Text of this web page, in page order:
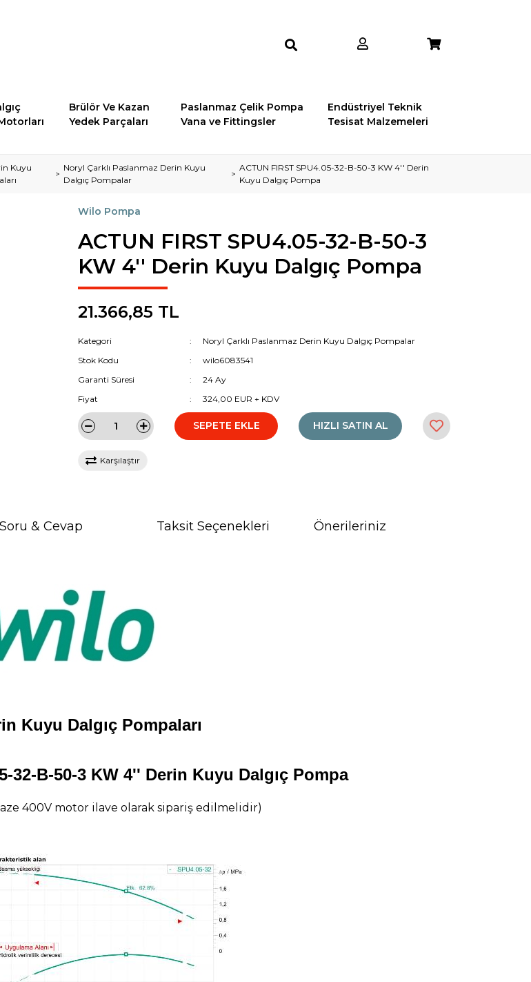
Brülör Ve Kazan
Yedek Parçaları
Paslanmaz Çelik Pompa
Vana ve Fittingsler
Endüstriyel Teknik
Tesisat Malzemeleri
Kuyu
Noryl Çarklı Paslanmaz Derin Kuyu
Dalgıç Pompalar
ACTUN FIRST SPU4.05-32-B-50-3 KW 4'' Derin
Kuyu Dalgıç Pompa
Wilo Pompa
ACTUN FIRST SPU4.05-32-B-50-3
KW 4'' Derin Kuyu Dalgıç Pompa
21.366,85 TL
Kategori
Noryl Çarklı Paslanmaz Derin Kuyu Dalgıç Pompalar
Stok Kodu
wilo6083541
Garanti Süresi
24 Ay
Fiyat
324,00 EUR + KDV
SEPETE EKLE HIZLI SATIN AL
Karşılaştır
Soru & Cevap Taksit Seçenekleri Önerileriniz
Kuyu Dalgıç Pompaları
32-B-50-3 KW 4'' Derin Kuyu Dalgıç Pompa
400V motor ilave olarak sipariş edilmelidir)